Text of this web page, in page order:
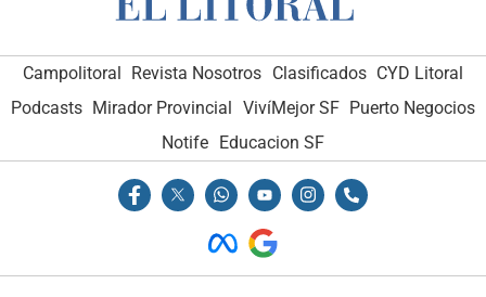
Campolitoral Revista Nosotros Clasificados CYD Litoral
Podcasts Mirador Provincial VivíMejor SF Puerto Negocios
Notife Educacion SF